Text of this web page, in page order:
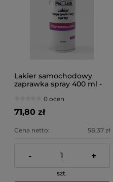
Lakier samochodowy
zaprawka spray 400 ml -
PROLACK0 ocen
71,80 zł
Cena netto: 58,37 zł
- +
szt.